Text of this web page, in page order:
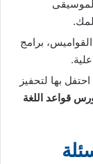
برامج
بها لتحفيز
قواعد اللغة
المهنية: 10 أسئلة